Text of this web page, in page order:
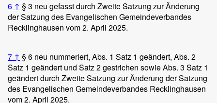
6 ↑ § 3 neu gefasst durch Zweite Satzung zur Änderung
der Satzung des Evangelischen Gemeindeverbandes
Recklinghausen vom 2. April 2025.
7 ↑ § 6 neu nummeriert, Abs. 1 Satz 1 geändert, Abs. 2
Satz 1 geändert und Satz 2 gestrichen sowie Abs. 3 Satz 1
geändert durch Zweite Satzung zur Änderung der Satzung
des Evangelischen Gemeindeverbandes Recklinghausen
vom 2. April 2025.